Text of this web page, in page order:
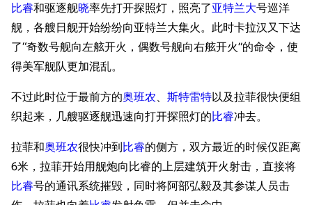
比睿和驱逐舰晓率先打开探照灯，照亮了亚特兰大号巡洋
舰，各艘日舰开始纷纷向亚特兰大集火。此时卡拉汉又下达
了“奇数号舰向左舷开火，偶数号舰向右舷开火”的命令，使
得美军舰队更加混乱。
不过此时位于最前方的奥班农、 斯特雷特以及拉菲很快便组
织起来，几艘驱逐舰迅速向打开探照灯的比睿冲去。
拉菲和奥班农很快冲到比睿的侧方，双方最近的时候仅距离
6米，拉菲开始用舰炮向比睿的上层建筑开火射击，直接将
比睿号的通讯系统摧毁，同时将阿部弘毅及其参谋人员击